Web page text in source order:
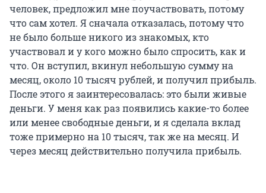
человек, предложил мне поучаствовать, потому
что сам хотел. Я сначала отказалась, потому что
не было больше никого из знакомых, кто
участвовал и у кого можно было спросить, как и
что. Он вступил, вкинул небольшую сумму на
месяц, около 10 тысяч рублей, и получил прибыль.
После этого я заинтересовалась: это были живые
деньги. У меня как раз появились какие-то более
или менее свободные деньги, и я сделала вклад
тоже примерно на 10 тысяч, так же на месяц. И
через месяц действительно получила прибыль.